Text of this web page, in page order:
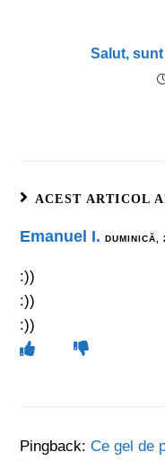
Salut,
ACEST ARTICOL
Emanuel I. DUMINICĂ,
:))
:))
:))
Pingback:Ce gel de